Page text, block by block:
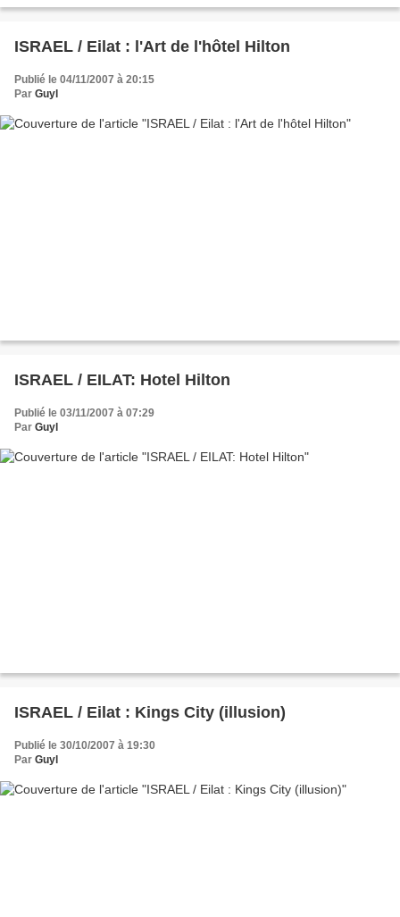
ISRAEL / Eilat : l'Art de l'hôtel Hilton
Publié le 04/11/2007 à 20:15
Par Guyl
ISRAEL / EILAT: Hotel Hilton
Publié le 03/11/2007 à 07:29
Par Guyl
ISRAEL / Eilat : Kings City (illusion)
Publié le 30/10/2007 à 19:30
Par Guyl